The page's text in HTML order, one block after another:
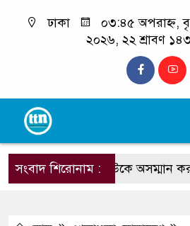
ঢাকা
০৩:৪৫ অপরাহ্ন,
২০২৬, ২২ শ্রাবণ
সংবাদ শিরোনাম :
‘আমরা কাউকে অসম্মান করতে